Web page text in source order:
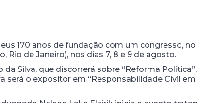
170 anos de fundação com um congresso,
Rio de Janeiro), nos dias 7, 8 e 9 de agosto.
Silva, que discorrerá sobre “Reforma
será o expositor em “Responsabilidade Civil